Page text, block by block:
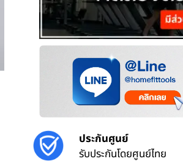
ประกันศูนย์
รับประกันโดยศูนย์ไทย